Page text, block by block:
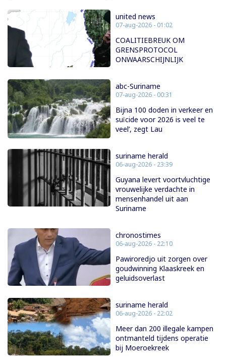
united news
07-aug-2026 - 01:02
COALITIEBREUK OM
GRENSPROTOCOL
ONWAARSCHIJNLIJK
abc-Suriname
07-aug-2026 - 00:31
Bijna 100 doden in verkeer en
suïcide voor 2026 is veel te
veel’, zegt Lau
suriname herald
06-aug-2026 - 23:39
Guyana levert voortvluchtige
vrouwelijke verdachte in
mensenhandel uit aan
Suriname
chronostimes
06-aug-2026 - 22:10
Pawiroredjo uit zorgen over
goudwinning Klaaskreek en
geluidsoverlast
suriname herald
06-aug-2026 - 22:02
Meer dan 200 illegale kampen
ontmanteld tijdens operatie
bij Moeroekreek